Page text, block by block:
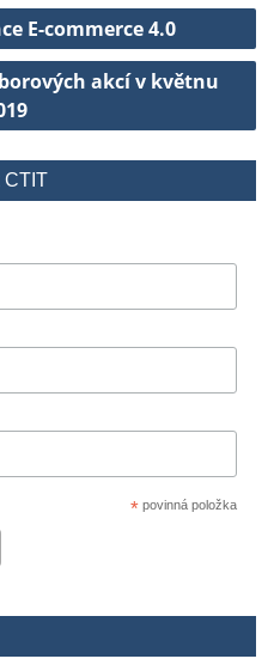
E-commerce 4.0
akcí v květnu
CTIT
*povinná položka